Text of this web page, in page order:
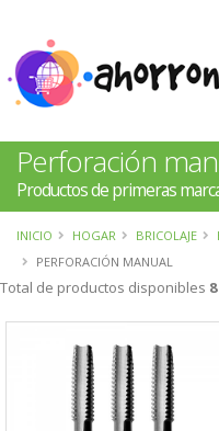
Perforación
Productos de primeras
INICIO HOGAR BRICOLAJE
PERFORACIÓN MANUAL
Total de productos disponibles 8